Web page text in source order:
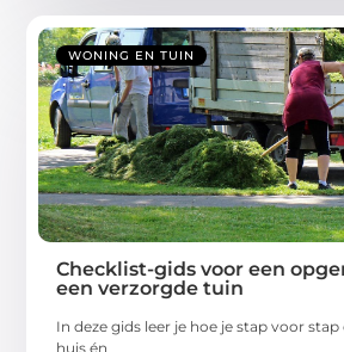
WONING EN TUIN
Checklist-gids voor een
een verzorgde tuin
In deze gids leer je hoe je stap voor
huis én